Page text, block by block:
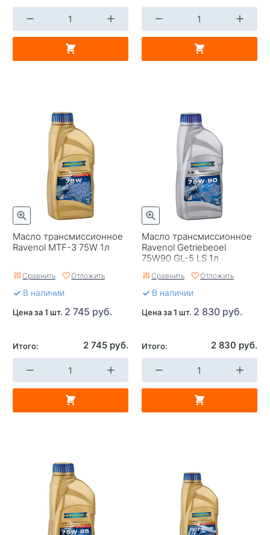
Масло трансмиссионное
Ravenol MTF-3 75W 1л
Сравнить Отложить
В наличии
Цена за 1 шт. 2 745 руб.
Итого: 2 745 руб.
Масло трансмиссионное
Ravenol Getriebeoel
75W90 GL-5 LS 1л
Сравнить Отложить
В наличии
Цена за 1 шт. 2 830 руб.
Итого: 2 830 руб.